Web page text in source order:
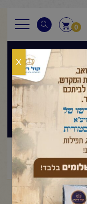
0
יומי
ותניא יומי
החיד"א
רינה בת עליה ז"ל)-ג'
X